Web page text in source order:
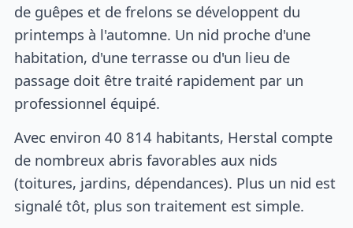
de guêpes et de frelons se développent du
printemps à l'automne. Un nid proche d'une
habitation, d'une terrasse ou d'un lieu de
passage doit être traité rapidement par un
professionnel équipé.
Avec environ 40 814 habitants, Herstal compte
de nombreux abris favorables aux nids
(toitures, jardins, dépendances). Plus un nid est
signalé tôt, plus son traitement est simple.